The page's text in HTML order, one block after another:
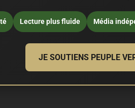
Lecture plus fluide Média
JE SOUTIENS PEUPLE